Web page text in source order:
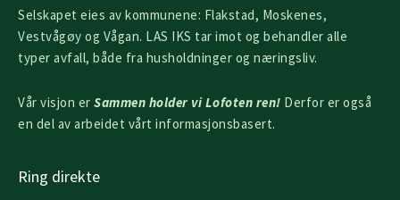
Selskapet eies av kommunene: Flakstad, Moskenes,
Vestvågøy og Vågan. LAS IKS tar imot og behandler alle
typer avfall, både fra husholdninger og næringsliv.
Vår visjon er Sammen holder vi Lofoten ren! Derfor er også
en del av arbeidet vårt informasjonsbasert.
Ring direkte